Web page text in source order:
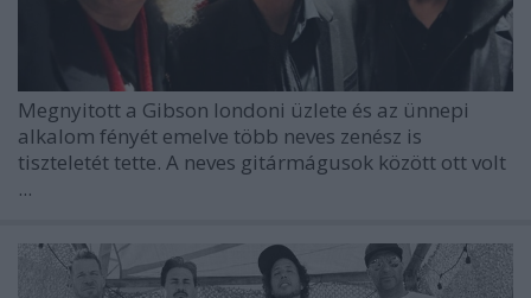
Megnyitott a Gibson londoni üzlete és az ünnepi
alkalom fényét emelve több neves zenész is
tiszteletét tette. A neves gitármágusok között ott volt
...